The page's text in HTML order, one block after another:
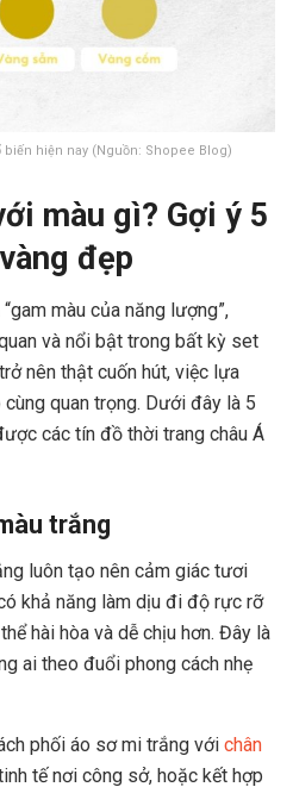
hiện nay (Nguồn: Shopee Blog)
màu gì? Gợi ý 5
đẹp
màu của năng lượng”,
và nổi bật trong bất kỳ set
nên thật cuốn hút, việc lựa
quan trọng. Dưới đây là 5
các tín đồ thời trang châu Á
trắng
luôn tạo nên cảm giác tươi
khả năng làm dịu đi độ rực rỡ
hài hòa và dễ chịu hơn. Đây là
ai theo đuổi phong cách nhẹ
phối áo sơ mi trắng với chân
tế nơi công sở, hoặc kết hợp